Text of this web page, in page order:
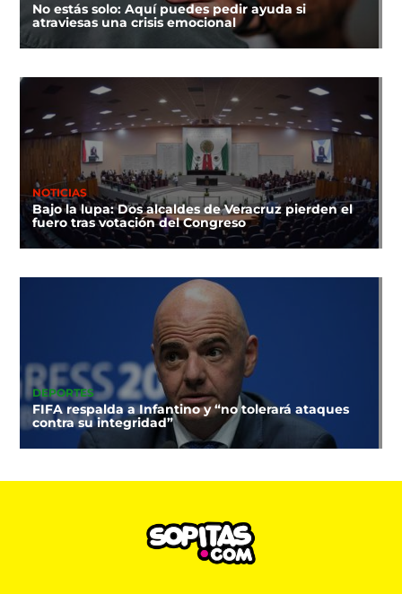
No estás solo: Aquí puedes pedir ayuda si
atraviesas una crisis emocional
NOTICIAS
Bajo la lupa: Dos alcaldes de Veracruz pierden el
fuero tras votación del Congreso
DEPORTES
FIFA respalda a Infantino y “no tolerará ataques
contra su integridad”